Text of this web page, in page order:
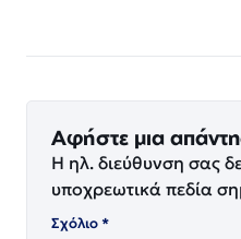
Αφήστε μια
Η ηλ. διεύθυνση σας
υποχρεωτικά πεδία
Σχόλιο*